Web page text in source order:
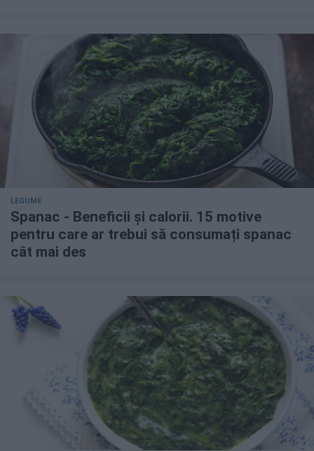
LEGUME
Spanac - Beneficii și calorii. 15 motive
pentru care ar trebui să consumați spanac
cât mai des